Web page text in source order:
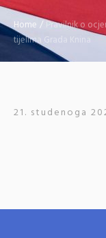
Home / Pravilnik o
tijelima Grada Knina
21. studenoga